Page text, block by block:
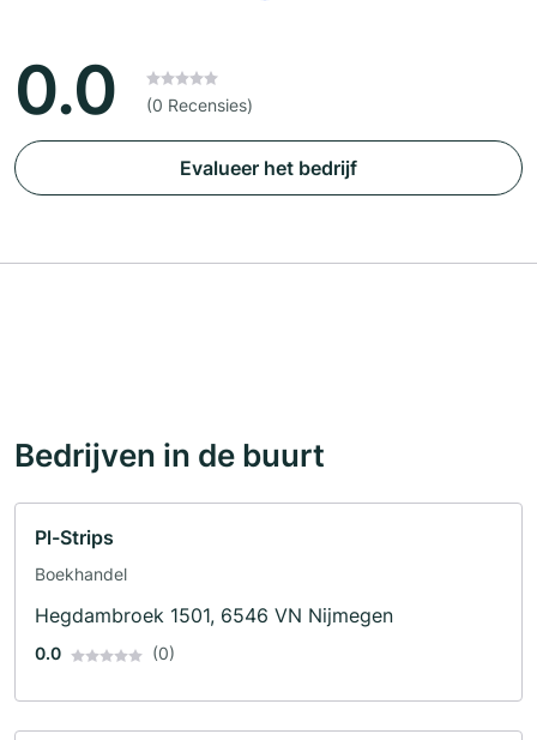
0.0 (0 Recensies)
Evalueer het bedrijf
Bedrijven in de buurt
Pl-Strips
Boekhandel
Hegdambroek 1501, 6546 VN Nijmegen
0.0 (0)